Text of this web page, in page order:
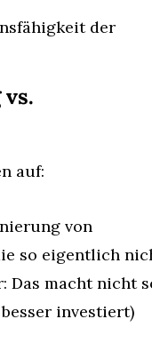
der
auf:
von
so eigentlich
Das macht nicht
investiert)